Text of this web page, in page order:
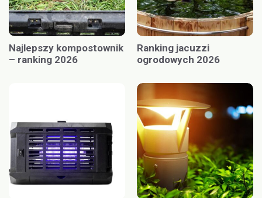
Najlepszy kompostownik
– ranking 2026
Ranking jacuzzi
ogrodowych 2026